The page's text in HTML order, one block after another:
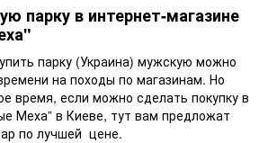
парку в интернет-магазине
парку (Украина) мужскую можно
на походы по магазинам. Но
время, если можно сделать покупку в
Меха” в Киеве, тут вам предложат
по лучшей цене.